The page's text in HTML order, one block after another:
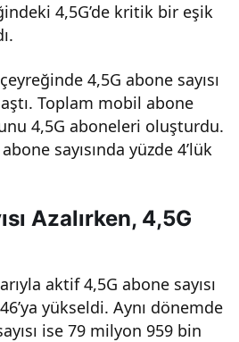
4,5G’de kritik bir eşik
4,5G abone sayısı
Toplam mobil abone
4,5G aboneleri oluşturdu.
sayısında yüzde 4’lük
Azalırken, 4,5G
aktif 4,5G abone sayısı
yükseldi. Aynı dönemde
ise 79 milyon 959 bin